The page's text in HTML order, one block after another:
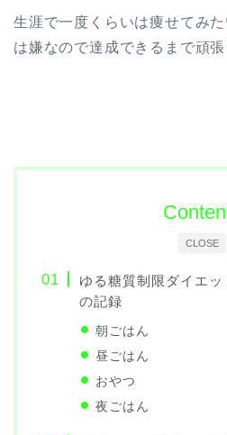
生涯で一度くらいは痩せてみ
は嫌なので達成できるまで頑張
CLOSE
ゆる糖質制限ダイエッ
の記録
朝ごはん
昼ごはん
おやつ
夜ごはん